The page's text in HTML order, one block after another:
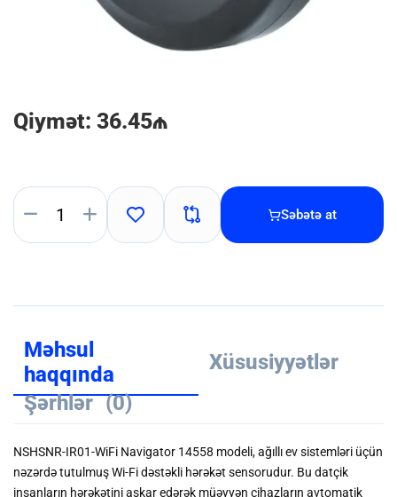
Qiymət: 36.45₼
Səbətə at
Məhsul
haqqında
Xüsusiyyətlər
Şərhlər (0)
NSHSNR-IR01-WiFi Navigator 14558 modeli, ağıllı ev sistemləri üçün
nəzərdə tutulmuş Wi-Fi dəstəkli hərəkət sensorudur. Bu datçik
insanların hərəkətini aşkar edərək müəyyən cihazların avtomatik